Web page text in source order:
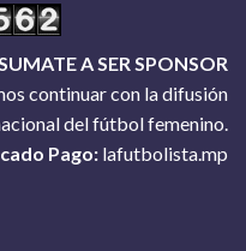
A SER SPONSOR
continuar con la difusión
del fútbol femenino.
Pago: lafutbolista.mp